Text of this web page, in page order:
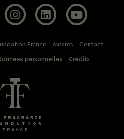
France Awards Contact
personnelles Crédits